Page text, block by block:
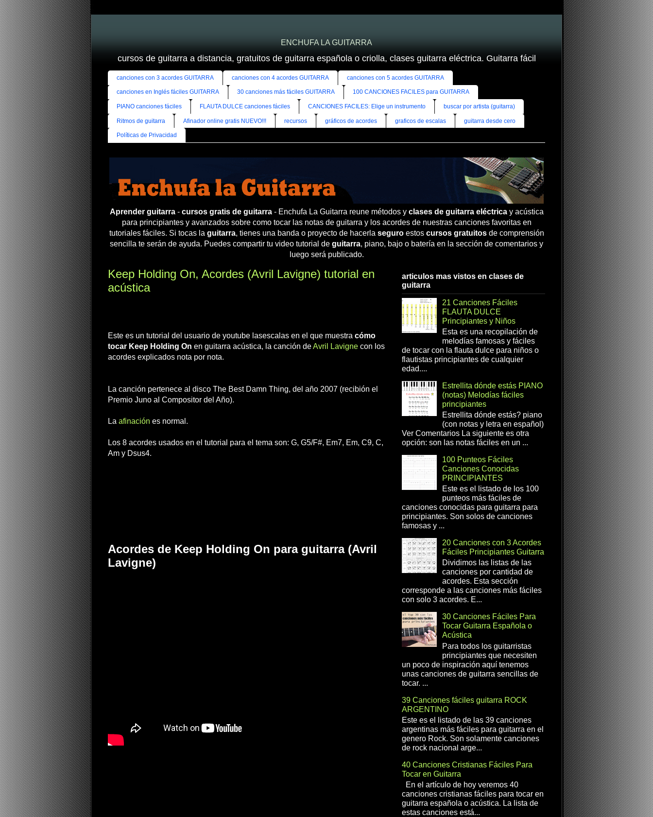
ENCHUFA LA GUITARRA
cursos de guitarra a distancia, gratuitos de guitarra española o criolla, clases guitarra eléctrica. Guitarra fácil
canciones con 3 acordes GUITARRA canciones con 4 acordes GUITARRA canciones con 5 acordes GUITARRA
canciones en Inglés fáciles GUITARRA 30 canciones más fáciles GUITARRA 100 CANCIONES FACILES para GUITARRA
PIANO canciones fáciles FLAUTA DULCE canciones fáciles CANCIONES FACILES: Elige un instrumento buscar por artista (guitarra)
Ritmos de guitarra Afinador online gratis NUEVO!!! recursos gráficos de acordes graficos de escalas guitarra desde cero
Políticas de Privacidad
Aprender guitarra- cursos gratis de guitarra- Enchufa La Guitarra reune métodos y clases de guitarra eléctricay acústica
para principiantes y avanzados sobre como tocar las notas de guitarra y los acordes de nuestras canciones favoritas en
tutoriales fáciles. Si tocas la guitarra, tienes una banda o proyecto de hacerla seguroestos cursos gratuitosde comprensión
sencilla te serán de ayuda. Puedes compartir tu video tutorial de guitarra, piano, bajo o batería en la sección de comentarios y
luego será publicado.
Keep Holding On, Acordes (Avril Lavigne) tutorial en
acústica
Este es un tutorial del usuario de youtube lasescalas en el que muestra cómo
tocar Keep Holding On en guitarra acústica, la canción deAvril Lavigne con los
acordes explicados nota por nota.
La canción pertenece al disco The Best Damn Thing, del año 2007 (recibión el
Premio Juno al Compositor del Año).
La afinación es normal.
Los 8 acordes usados en el tutorial para el tema son: G, G5/F#, Em7, Em, C9, C,
Am y Dsus4.
Acordes de Keep Holding On para guitarra (Avril
Lavigne)
articulos mas vistos en clases de
guitarra
21 Canciones Fáciles
FLAUTA DULCE
Principiantes y Niños
Esta es una recopilación de
melodías famosas y fáciles
de tocar con la flauta dulce para niños o
flautistas principiantes de cualquier
edad....
Estrellita dónde estás PIANO
(notas) Melodías fáciles
principiantes
Estrellita dónde estás? piano
(con notas y letra en español)
Ver Comentarios La siguiente es otra
opción: son las notas fáciles en un ...
100 Punteos Fáciles
Canciones Conocidas
PRINCIPIANTES
Este es el listado de los 100
punteos más fáciles de
canciones conocidas para guitarra para
principiantes. Son solos de canciones
famosas y ...
20 Canciones con 3 Acordes
Fáciles Principiantes Guitarra
Dividimos las listas de las
canciones por cantidad de
acordes. Esta sección
corresponde a las canciones más fáciles
con solo 3 acordes. E...
30 Canciones Fáciles Para
Tocar Guitarra Española o
Acústica
Para todos los guitarristas
principiantes que necesiten
un poco de inspiración aquí tenemos
unas canciones de guitarra sencillas de
tocar. ...
39 Canciones fáciles guitarra ROCK
ARGENTINO
Este es el listado de las 39 canciones
argentinas más fáciles para guitarra en el
genero Rock. Son solamente canciones
de rock nacional arge...
40 Canciones Cristianas Fáciles Para
Tocar en Guitarra
En el artículo de hoy veremos 40
canciones cristianas fáciles para tocar en
guitarra española o acústica. La lista de
estas canciones está...